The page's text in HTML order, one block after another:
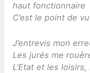
haut fonctionnaire
C’est le point de
J’entrevis mon
Les jurés me
L’Etat et les